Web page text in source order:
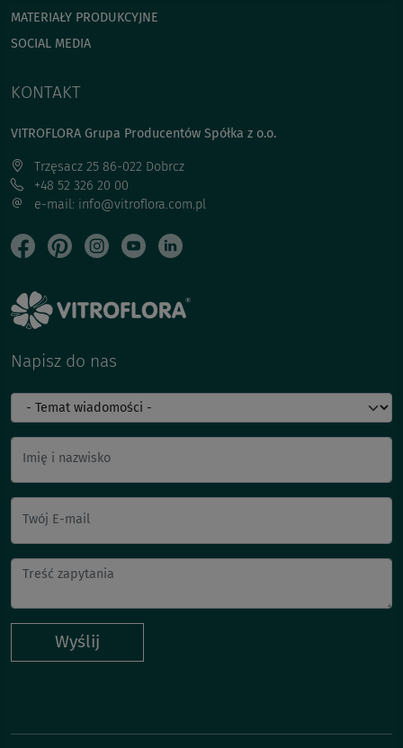
MATERIAŁY PRODUKCYJNE
SOCIAL MEDIA
KONTAKT
VITROFLORA Grupa Producentów Spółka z o.o.
Trzęsacz 25 86-022 Dobrcz
+48 52 326 20 00
e-mail: info@vitroflora.com.pl
Napisz do nas
Imię i nazwisko
Twój E-mail
Wyślij